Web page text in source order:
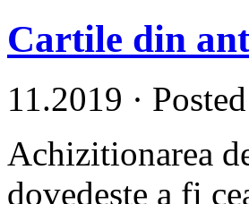
Cartile din
11.2019 ·
Achizitionarea
dovedeste a fi